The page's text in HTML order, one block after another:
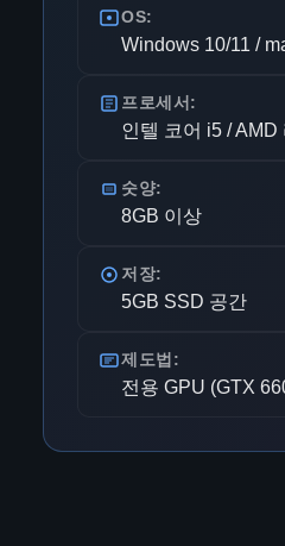
OS:
Windows 10/11 /
프로세서:
인텔 코어 i5 / AMD
숫양:
8GB 이상
저장:
5GB SSD 공간
제도법:
전용 GPU (GTX